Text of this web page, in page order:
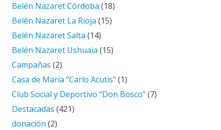
Belén Nazaret Córdoba (18)
Belén Nazaret La Rioja (15)
Belén Nazaret Salta (14)
Belén Nazaret Ushuaia (15)
Campañas (2)
Casa de María “Carlo Acutis”(1)
Club Social y Deportivo “Don Bosco”(7)
Destacadas (421)
donación (2)